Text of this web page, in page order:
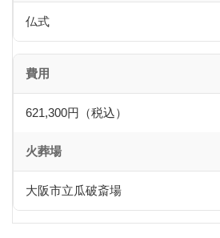
仏式
費用
621,300円（税込）
火葬場
大阪市立瓜破斎場